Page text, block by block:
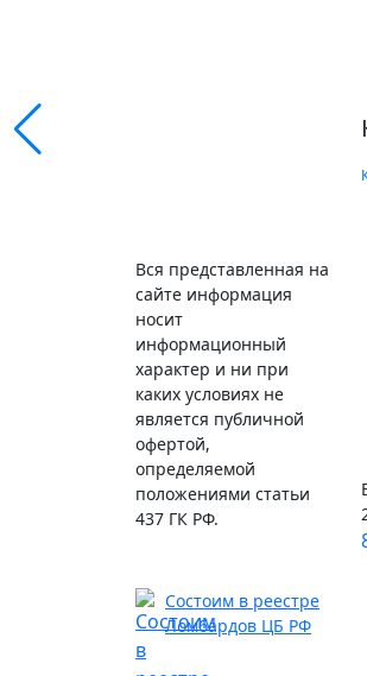
Вся представленная на
сайте информация
носит
информационный
характер и ни при
каких условиях не
является публичной
офертой,
определяемой
положениями статьи
437 ГК РФ.
Состоим в реестре
Ломбардов ЦБ РФ